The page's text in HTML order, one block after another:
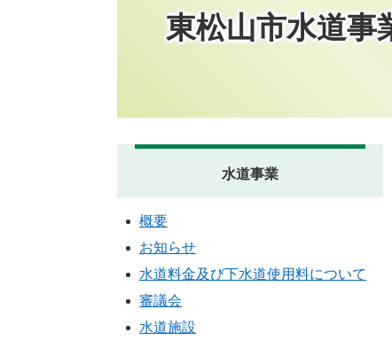
東松山市水道事
水道事業
概要
お知らせ
水道料金及び下水道使用料について
審議会
水道施設